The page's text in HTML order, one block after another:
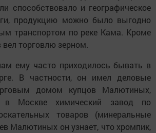
способствовало и географическое
продукцию можно было выгодно
транспортом по реке Кама. Кроме
торговлю зерном.
ему часто приходилось бывать в
В частности, он имел деловые
домом купцов Малютиных,
в Москве химический завод по
товаров (минеральные
Малютиных он узнает, что хромпик,